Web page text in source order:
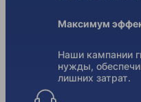
Максимум
Наши кампании
нужды,
лишних затрат.